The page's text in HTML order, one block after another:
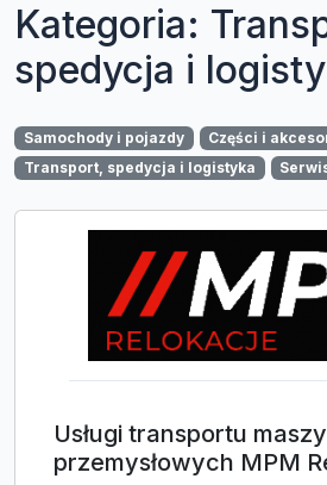
Kategoria:
spedycja i
Samochody i pojazdy
Części i
Transport, spedycja i logistyka
Usługi transportu
przemysłowych MPM